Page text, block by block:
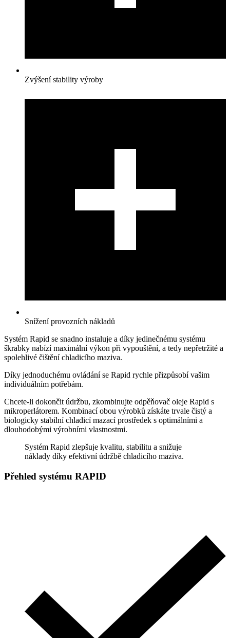
Zvýšení stability výroby
Snížení provozních nákladů
Systém Rapid se snadno instaluje a díky jedinečnému systému
škrabky nabízí maximální výkon při vypouštění, a tedy nepřetržité a
spolehlivé čištění chladicího maziva.
Díky jednoduchému ovládání se Rapid rychle přizpůsobí vašim
individuálním potřebám.
Chcete-li dokončit údržbu, zkombinujte odpěňovač oleje Rapid s
mikroperlátorem. Kombinací obou výrobků získáte trvale čistý a
biologicky stabilní chladicí mazací prostředek s optimálními a
dlouhodobými výrobními vlastnostmi.
Systém Rapid zlepšuje kvalitu, stabilitu a snižuje
náklady díky efektivní údržbě chladicího maziva.
Přehled systému RAPID